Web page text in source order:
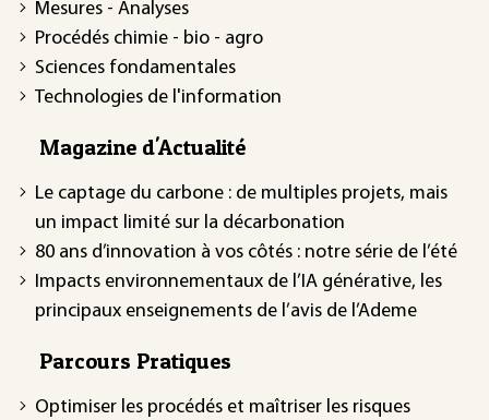
Mesures - Analyses
Procédés chimie - bio - agro
Sciences fondamentales
Technologies de l'information
Magazine d'Actualité
Le captage du carbone : de multiples projets, mais
un impact limité sur la décarbonation
80 ans d’innovation à vos côtés : notre série de l’été
Impacts environnementaux de l’IA générative, les
principaux enseignements de l’avis de l’Ademe
Parcours Pratiques
Optimiser les procédés et maîtriser les risques